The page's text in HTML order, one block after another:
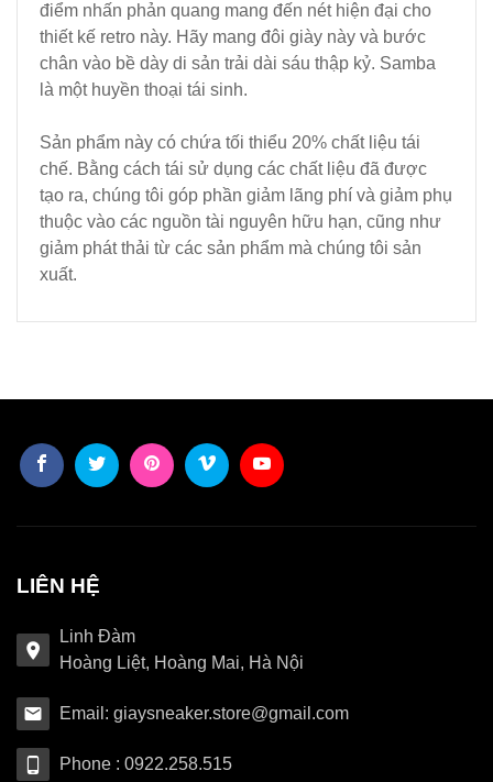
điểm nhấn phản quang mang đến nét hiện đại cho
thiết kế retro này. Hãy mang đôi giày này và bước
chân vào bề dày di sản trải dài sáu thập kỷ. Samba
là một huyền thoại tái sinh.
Sản phẩm này có chứa tối thiểu 20% chất liệu tái
chế. Bằng cách tái sử dụng các chất liệu đã được
tạo ra, chúng tôi góp phần giảm lãng phí và giảm phụ
thuộc vào các nguồn tài nguyên hữu hạn, cũng như
giảm phát thải từ các sản phẩm mà chúng tôi sản
xuất.
LIÊN HỆ
Linh Đàm
Hoàng Liệt, Hoàng Mai, Hà Nội
Email: giaysneaker.store@gmail.com
Phone : 0922.258.515